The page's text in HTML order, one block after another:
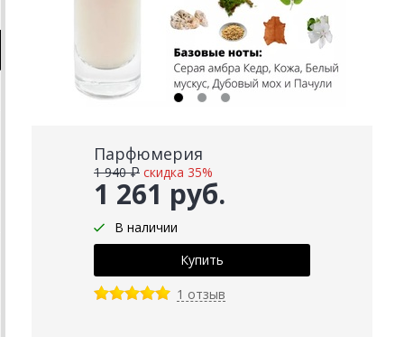
Парфюмерия
1 261 руб.
1 940 ₽ скидка 35%
В наличии
1 отзыв